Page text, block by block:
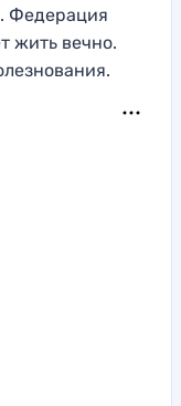
Федерация
жить вечно.